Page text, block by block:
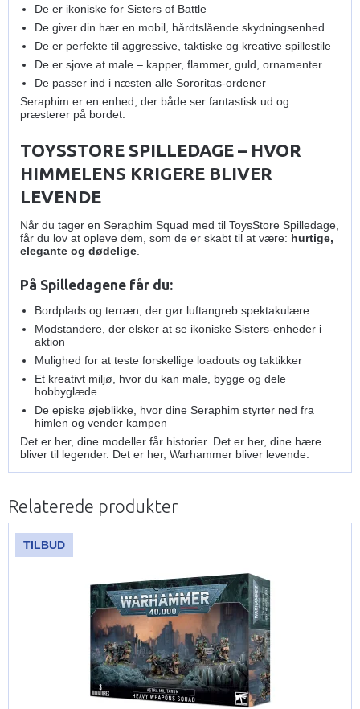
De er ikoniske for Sisters of Battle
De giver din hær en mobil, hårdtslående skydningsenhed
De er perfekte til aggressive, taktiske og kreative spillestile
De er sjove at male – kapper, flammer, guld, ornamenter
De passer ind i næsten alle Sororitas‑ordener
Seraphim er en enhed, der både ser fantastisk ud og
præsterer på bordet.
TOYSSTORE SPILLEDAGE – HVOR
HIMMELENS KRIGERE BLIVER
LEVENDE
Når du tager en Seraphim Squad med til ToysStore Spilledage,
får du lov at opleve dem, som de er skabt til at være: hurtige,
elegante og dødelige
På Spilledagene får du:
Bordplads og terræn, der gør luftangreb spektakulære
Modstandere, der elsker at se ikoniske Sisters‑enheder i
aktion
Mulighed for at teste forskellige loadouts og taktikker
Et kreativt miljø, hvor du kan male, bygge og dele
hobbyglæde
De episke øjeblikke, hvor dine Seraphim styrter ned fra
himlen og vender kampen
Det er her, dine modeller får historier. Det er her, dine hære
bliver til legender. Det er her, Warhammer bliver levende.
Relaterede produkter
TILBUD